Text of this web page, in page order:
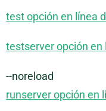
test opción en línea
testserver opción
--noreload
runserver opción en